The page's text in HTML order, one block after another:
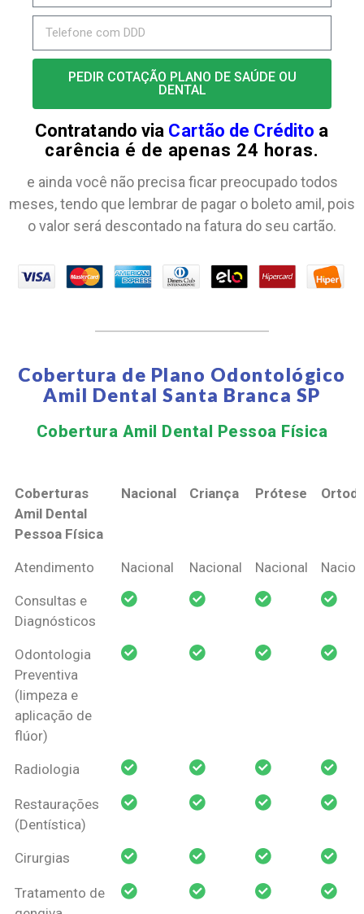
PEDIR COTAÇÃO PLANO DE SAÚDE OU
DENTAL
Contratando via Cartão de Crédito a
carência é de apenas 24 horas.
e ainda você não precisa ficar preocupado todos
meses, tendo que lembrar de pagar o boleto amil, pois
o valor será descontado na fatura do seu cartão.
Cobertura de Plano Odontológico
Amil Dental Santa Branca SP
Cobertura Amil Dental Pessoa Física​
Coberturas
Amil Dental
Pessoa Física
Nacional Criança Prótese
Coberturas
Pessoa Física
Nacional Criança Prótese
Atendimento Nacional Nacional Nacional
Consultas e
Diagnósticos
Odontologia
Preventiva
(limpeza e
aplicação de
flúor)
Radiologia
Restaurações
(Dentística)
Cirurgias
Tratamento de